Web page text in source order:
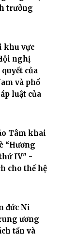
trưởng
khu vực
nghị
của
và phổ
luật của
Tâm khai
“Hương
IV" -
cho thế hệ
đức Ni
ương
tấn và